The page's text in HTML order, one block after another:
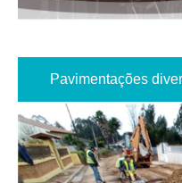
Pavimentações